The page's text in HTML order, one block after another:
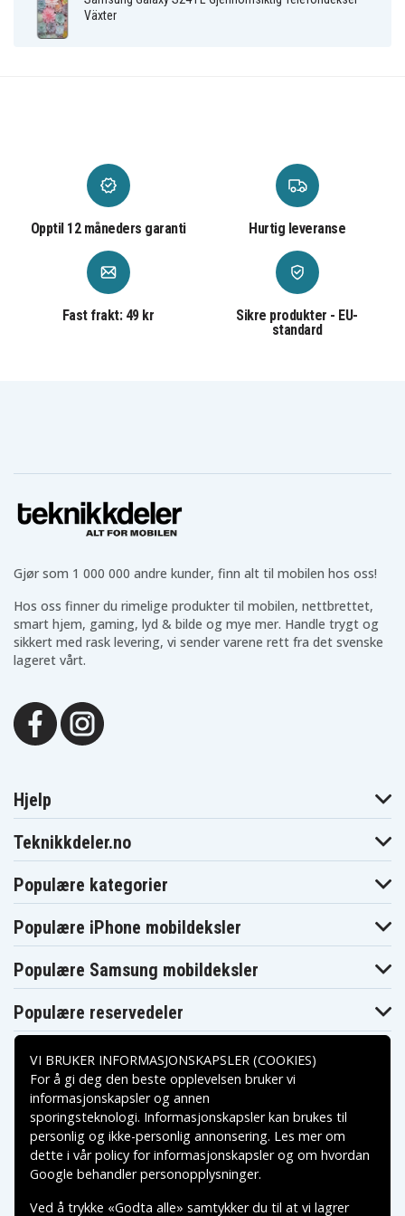
Växter
Opptil 12 måneders garanti Hurtig leveranse
Fast frakt: 49 kr
Sikre produkter - EU-
standard
Gjør som 1 000 000 andre kunder, finn alt til mobilen hos oss!
Hos oss finner du rimelige produkter til mobilen, nettbrettet,
smart hjem, gaming, lyd & bilde og mye mer. Handle trygt og
sikkert med rask levering, vi sender varene rett fra det svenske
lageret vårt.
Hjelp
Teknikkdeler.no
Populære kategorier
Populære iPhone mobildeksler
Populære Samsung mobildeksler
Populære reservedeler
Betalingsalternativer
Leveringsalternativer
VI BRUKER INFORMASJONSKAPSLER (COOKIES)
For å gi deg den beste opplevelsen bruker vi
informasjonskapsler og annen
sporingsteknologi. Informasjonskapsler kan brukes til
personlig og ikke-personlig annonsering. Les mer om
dette i vårpolicy for informasjonskapslerog om hvordan
Google behandler personopplysninger.
Ved å trykke «Godta alle» samtykker du til at vi lagrer